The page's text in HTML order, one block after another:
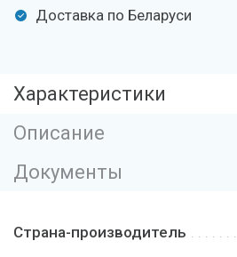
Доставка по Беларуси
Характеристики
Описание
Документы
Страна-производитель